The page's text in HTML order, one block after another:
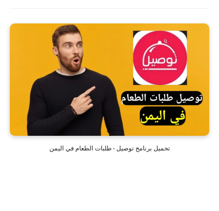
تحميل برنامج توصيل - طلبات الطعام في اليمن